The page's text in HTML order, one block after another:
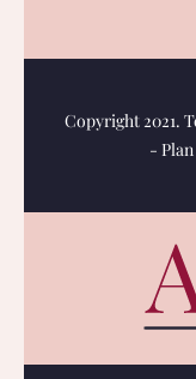
Copyright 2021.
-